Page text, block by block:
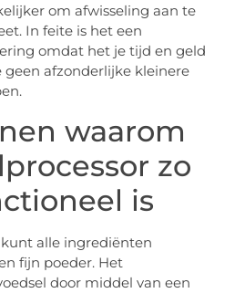
om afwisseling aan te
In feite is het een
omdat het je tijd en geld
geen afzonderlijke kleinere
waarom
zo
is
kunt alle ingrediënten
fijn poeder. Het
door middel van een